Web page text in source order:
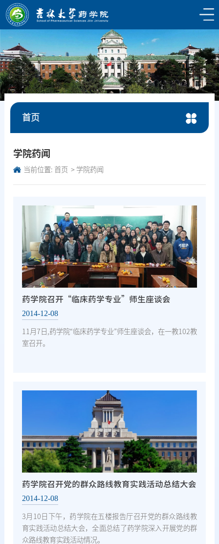
首页
学院药闻
当前位置: 首页 学院药闻
药学院召开“临床药学专业”师生座谈会
2014-12-08
11月7日,药学院“临床药学专业”师生座谈会，在一教102教
室召开。
药学院召开党的群众路线教育实践活动总结大会
2014-12-08
3月10日下午，药学院在五楼报告厅召开党的群众路线教
育实践活动总结大会，全面总结了药学院深入开展党的群
众路线教育实践活动情况。